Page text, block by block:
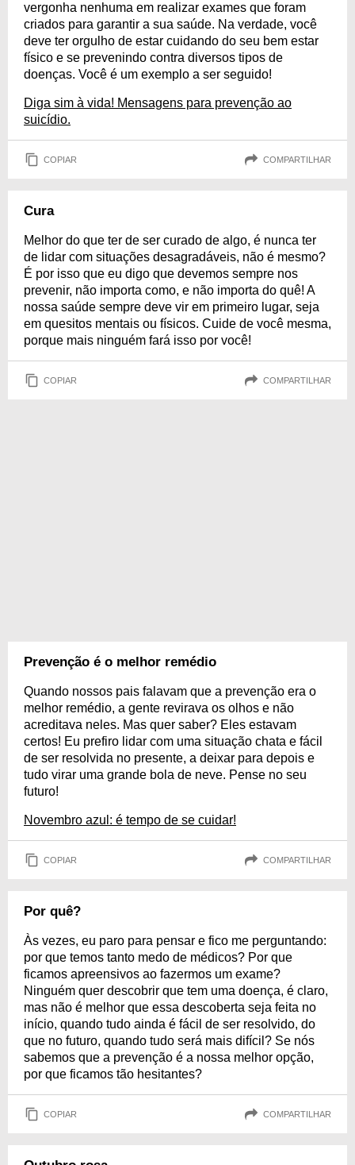
vergonha nenhuma em realizar exames que foram
criados para garantir a sua saúde. Na verdade, você
deve ter orgulho de estar cuidando do seu bem estar
físico e se prevenindo contra diversos tipos de
doenças. Você é um exemplo a ser seguido!
Diga sim à vida! Mensagens para prevenção ao
suicídio.
COPIAR COMPARTILHAR
Cura
Melhor do que ter de ser curado de algo, é nunca ter
de lidar com situações desagradáveis, não é mesmo?
É por isso que eu digo que devemos sempre nos
prevenir, não importa como, e não importa do quê! A
nossa saúde sempre deve vir em primeiro lugar, seja
em quesitos mentais ou físicos. Cuide de você mesma,
porque mais ninguém fará isso por você!
COPIAR COMPARTILHAR
Prevenção é o melhor remédio
Quando nossos pais falavam que a prevenção era o
melhor remédio, a gente revirava os olhos e não
acreditava neles. Mas quer saber? Eles estavam
certos! Eu prefiro lidar com uma situação chata e fácil
de ser resolvida no presente, a deixar para depois e
tudo virar uma grande bola de neve. Pense no seu
futuro!
Novembro azul: é tempo de se cuidar!
COPIAR COMPARTILHAR
Por quê?
Às vezes, eu paro para pensar e fico me perguntando:
por que temos tanto medo de médicos? Por que
ficamos apreensivos ao fazermos um exame?
Ninguém quer descobrir que tem uma doença, é claro,
mas não é melhor que essa descoberta seja feita no
início, quando tudo ainda é fácil de ser resolvido, do
que no futuro, quando tudo será mais difícil? Se nós
sabemos que a prevenção é a nossa melhor opção,
por que ficamos tão hesitantes?
COPIAR COMPARTILHAR